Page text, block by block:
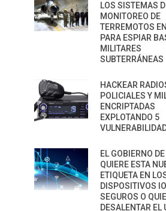
LOS SISTEMAS
MONITOREO DE
TERREMOTOS
PARA ESPIAR
MILITARES
SUBTERRÁNEAS
HACKEAR
POLICIALES Y
ENCRIPTADAS
EXPLOTANDO 5
EL GOBIERNO DE
QUIERE ESTA
ETIQUETA EN
DISPOSITIVOS
SEGUROS O
DESALENTAR EL